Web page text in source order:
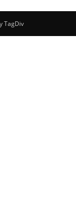
TagDiv